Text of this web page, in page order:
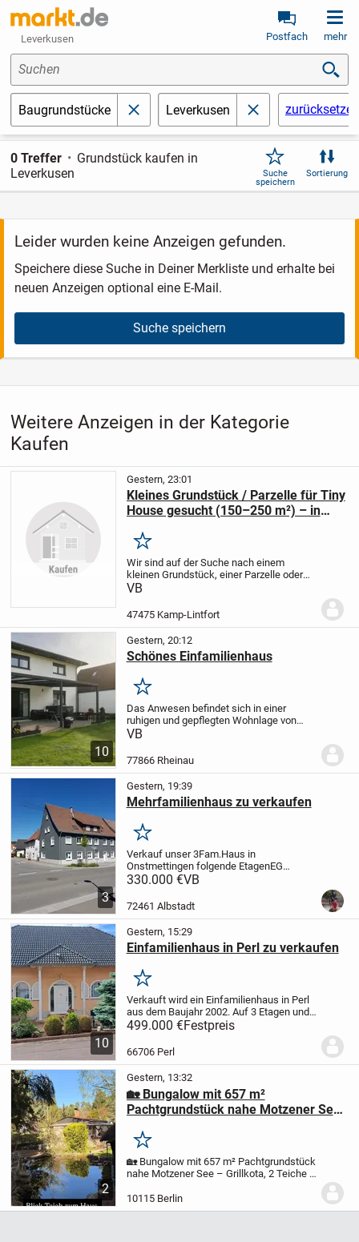
Leverkusen Postfach mehr
Suchen
Baugrundstücke schließenLeverkusen schließenzurücksetzen
0 Treffer
Grundstück kaufen in
Leverkusen
Suche
speichern
Sortierung
Leider wurden keine Anzeigen gefunden.
Speichere diese Suche in Deiner Merkliste und erhalte bei
neuen Anzeigen optional eine E-Mail.
Suche speichern
Weitere Anzeigen in der Kategorie
Kaufen
Gestern, 23:01
Kleines Grundstück / Parzelle für Tiny
House gesucht (150–250 m²) – in
Lintfort
Merken
Wir sind auf der Suche nach einem
kleinen Grundstück, einer Parzelle oder
einem Restgrundstück mit einer Größe
km um 47475 Kamp-Lintfort.
VB
47475 Kamp-Lintfort
10
Gestern, 20:12
Schönes Einfamilienhaus
Merken
Das Anwesen befindet sich in einer
ruhigen und gepflegten Wohnlage von
Rheinau und besticht durch eine
lichtdurchflutete Zimmer und hochwertige
VB
77866 Rheinau
3
Gestern, 19:39
Mehrfamilienhaus zu verkaufen
Merken
Verkauf unser 3Fam.Haus in
Onstmettingen folgende EtagenEG
Wohnung ca70qm
Gästezimmer.1OG
Kinderzimmer, Wohnzimmer und große...
330.000 €VB
72461 Albstadt
10
Gestern, 15:29
Einfamilienhaus in Perl zu verkaufen
Merken
Verkauft wird ein Einfamilienhaus in Perl
aus dem Baujahr 2002. Auf 3 Etagen und
178m2 sind 2 Bäder und ein GästeWC,
Küche und 7 Zimmer . Zusätzlich noch 1
begehbarer Kleiderschrank, 2
499.000 €Festpreis
66706 Perl
2
Gestern, 13:32
🏡 Bungalow mit 657 m²
Pachtgrundstück nahe Motzener See
Ausstattung
Merken
🏡 Bungalow mit 657 m² Pachtgrundstück
nahe Motzener See – Grillkota, 2 Teiche &
SOFORT VERFÜGBAR
Rückzugsort im Grünen – ankommen,
10115 Berlin